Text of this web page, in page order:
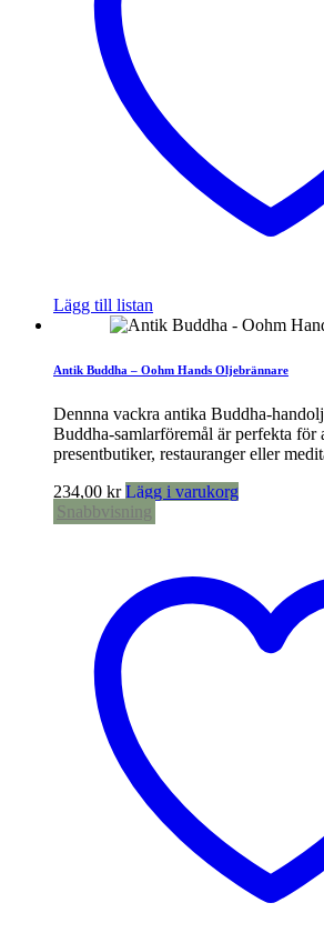
Lägg till listan
Antik Buddha – Oohm Hands Oljebrännare
Dennna vackra antika Buddha-
Buddha-samlarföremål är perfekta för
presentbutiker, restauranger eller
234,00 kr Lägg i varukorg
Snabbvisning